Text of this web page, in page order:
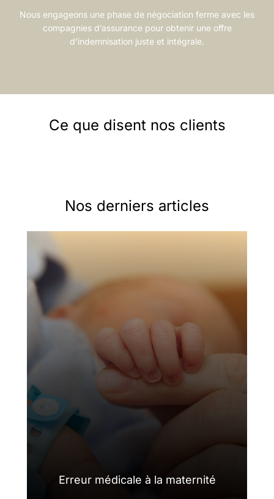
Nous engageons une phase de négociation ferme avec les
compagnies d’assurance pour obtenir une offre
d’indemnisation juste et intégrale.
Ce que disent nos clients
Nos derniers articles
Erreur médicale à la maternité